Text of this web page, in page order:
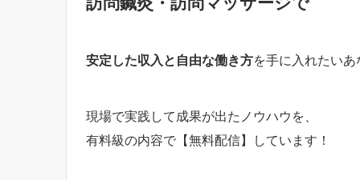
安定した収入と自由な働き方を手に入れたいあ
現場で実践して成果が出たノウハウを、
有料級の内容で【無料配信】しています！